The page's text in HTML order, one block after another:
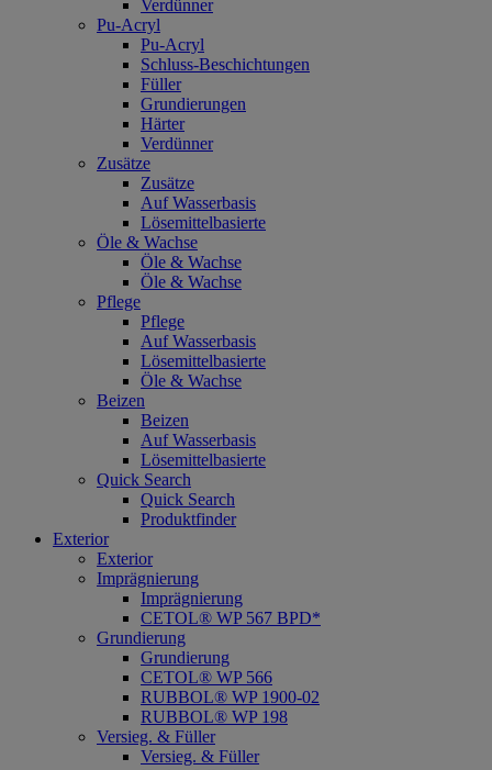
Verdünner
Pu-Acryl
Pu-Acryl
Schluss-Beschichtungen
Füller
Grundierungen
Härter
Verdünner
Zusätze
Zusätze
Auf Wasserbasis
Lösemittelbasierte
Öle & Wachse
Öle & Wachse
Öle & Wachse
Pflege
Pflege
Auf Wasserbasis
Lösemittelbasierte
Öle & Wachse
Beizen
Beizen
Auf Wasserbasis
Lösemittelbasierte
Quick Search
Quick Search
Produktfinder
Exterior
Exterior
Imprägnierung
Imprägnierung
CETOL® WP 567 BPD*
Grundierung
Grundierung
CETOL® WP 566
RUBBOL® WP 1900-02
RUBBOL® WP 198
Versieg. & Füller
Versieg. & Füller